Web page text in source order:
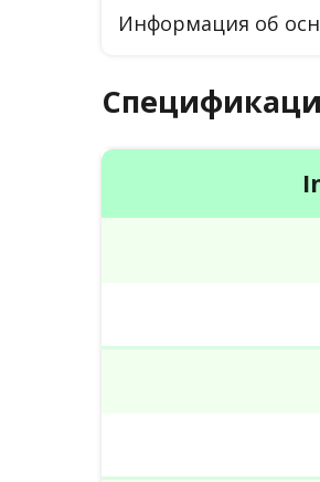
Информация об